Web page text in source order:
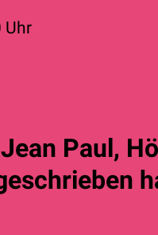
Uhr
Paul,